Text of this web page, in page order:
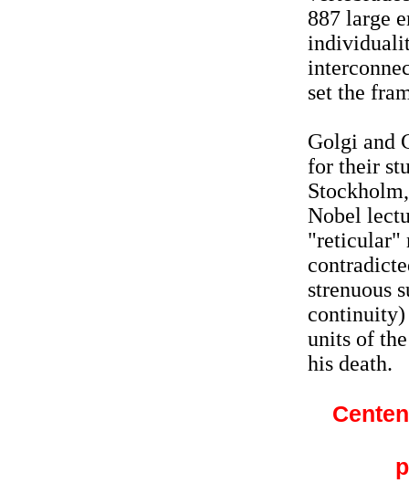
887 large
set the
Golgi and
for their
Nobel
"reticular"
strenuous
continuity)
units of
his death.